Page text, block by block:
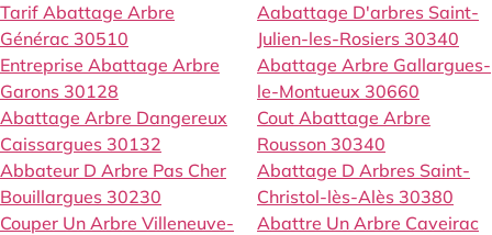
Tarif Abattage Arbre
Générac 30510
Entreprise Abattage Arbre
Garons 30128
Abattage Arbre Dangereux
Caissargues 30132
Abbateur D Arbre Pas Cher
Bouillargues 30230
Couper Un Arbre Villeneuve-
Aabattage D'arbres Saint-
Julien-les-Rosiers 30340
Abattage Arbre Gallargues-
le-Montueux 30660
Cout Abattage Arbre
Rousson 30340
Abattage D Arbres Saint-
Christol-lès-Alès 30380
Abattre Un Arbre Caveirac